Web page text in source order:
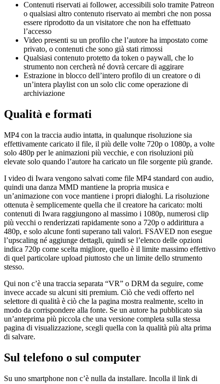
Contenuti riservati ai follower, accessibili solo tramite Patreon
o qualsiasi altro contenuto riservato ai membri che non possa
essere riprodotto da un visitatore che non ha effettuato
l’accesso
Video presenti su un profilo che l’autore ha impostato come
privato, o contenuti che sono già stati rimossi
Qualsiasi contenuto protetto da token o paywall, che lo
strumento non cercherà né dovrà cercare di aggirare
Estrazione in blocco dell’intero profilo di un creatore o di
un’intera playlist con un solo clic come operazione di
archiviazione
Qualità e formati
MP4 con la traccia audio intatta, in qualunque risoluzione sia
effettivamente caricato il file, il più delle volte 720p o 1080p, a volte
solo 480p per le animazioni più vecchie, e con risoluzioni più
elevate solo quando l’autore ha caricato un file sorgente più grande.
I video di Iwara vengono salvati come file MP4 standard con audio,
quindi una danza MMD mantiene la propria musica e
un’animazione con voce mantiene i propri dialoghi. La risoluzione
ottenuta è semplicemente quella che il creatore ha caricato: molti
contenuti di Iwara raggiungono al massimo i 1080p, numerosi clip
più vecchi o renderizzati rapidamente sono a 720p o addirittura a
480p, e solo alcune fonti superano tali valori. FSAVED non esegue
l’upscaling né aggiunge dettagli, quindi se l’elenco delle opzioni
indica 720p come scelta migliore, quello è il limite massimo effettivo
di quel particolare upload piuttosto che un limite dello strumento
stesso.
Qui non c’è una traccia separata “VR” o DRM da seguire, come
invece accade su alcuni siti premium. Ciò che vedi offerto nel
selettore di qualità è ciò che la pagina mostra realmente, scelto in
modo da corrispondere alla fonte. Se un autore ha pubblicato sia
un’anteprima più piccola che una versione completa sulla stessa
pagina di visualizzazione, scegli quella con la qualità più alta prima
di salvare.
Sul telefono o sul computer
Su uno smartphone non c’è nulla da installare. Incolla il link di